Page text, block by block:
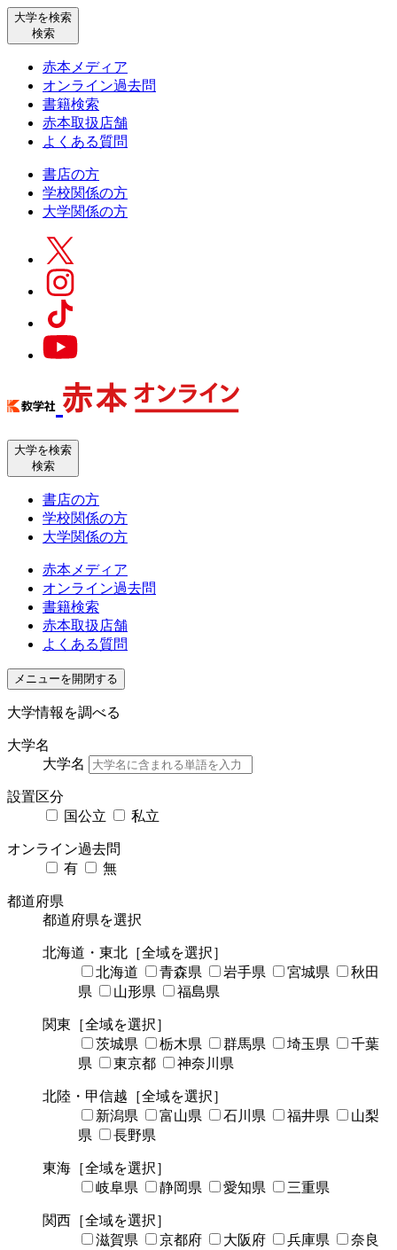
大学を検索
検索
赤本メディア
オンライン過去問
書籍検索
赤本取扱店舗
よくある質問
書店の方
学校関係の方
大学関係の方
大学を検索
検索
書店の方
学校関係の方
大学関係の方
赤本メディア
オンライン過去問
書籍検索
赤本取扱店舗
よくある質問
メニューを開閉する
大学情報を調べる
大学名
大学名
設置区分
国公立
私立
オンライン過去問
有
無
都道府県
都道府県を選択
北海道・東北 ［全域を選択］
北海道
青森県 岩手県 宮城県
秋田
県
山形県 福島県
関東 ［全域を選択］
茨城県
栃木県 群馬県 埼玉県
千葉
県
東京都 神奈川県
北陸・甲信越 ［全域を選択］
新潟県
富山県 石川県 福井県
山梨
県
長野県
東海 ［全域を選択］
岐阜県
静岡県 愛知県 三重県
関西 ［全域を選択］
滋賀県
京都府 大阪府 兵庫県
奈良